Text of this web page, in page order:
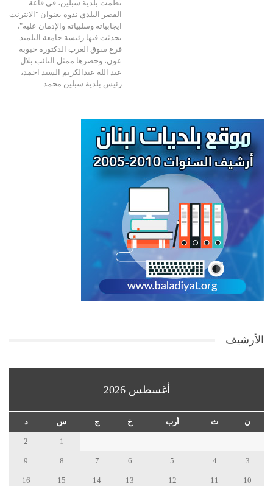
نظمت بلدية سبلين، في قاعة
القصر البلدي ندوة بعنوان "الانترنت
ايجابياته وسلبياته والإدمان عليه"،
تحدثت فيها رئيسة جامعة البلمند -
فرع سوق الغرب الدكتورة حبوبة
عون، وحضرها ممثل النائب بلال
عبد الله عبدالكريم السيد احمد،
رئيس بلدية سبلين محمد…
الأرشيف
أغسطس 2026
ن ث أرب خ ج س د
1
2
3
4
5
6
7
8
9
10
11
12
13
14
15
16